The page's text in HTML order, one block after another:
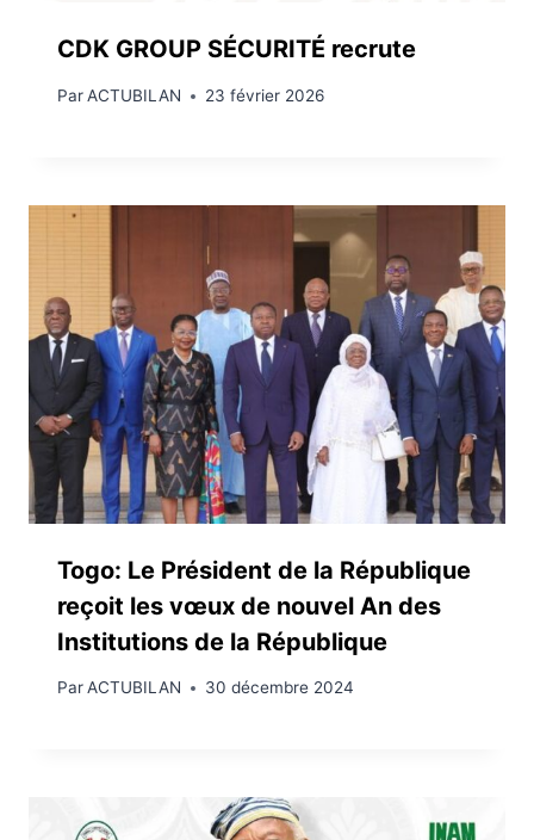
CDK GROUP SÉCURITÉ recrute
ParACTUBILAN 23 février 2026
Togo: Le Président de la République
reçoit les vœux de nouvel An des
Institutions de la République
ParACTUBILAN 30 décembre 2024